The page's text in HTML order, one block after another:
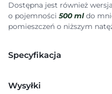
Dostępna jest również
o pojemności 500 mldo
pomieszczeń o niższym
Specyfikacja
Wysyłki